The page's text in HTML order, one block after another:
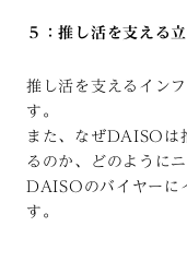
５：推し活を支える
推し活を支えるイン
す。
また、なぜDAISOは
るのか、どのように
DAISOのバイヤーに
す。